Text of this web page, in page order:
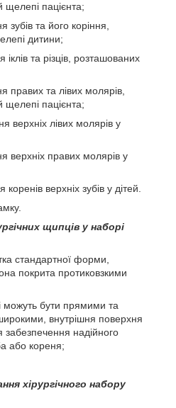
щелепі пацієнта;
та його коріння,
дитини;
та різців, розташованих
правих та лівих молярів,
щелепі пацієнта;
верхніх лівих молярів у
верхніх правих молярів у
верхніх зубів у дітей.
щипців у наборі
стандартної форми,
покрита протиковзкими
можуть бути прямими та
внутрішня поверхня
забезпечення надійного
або кореня;
хірургічного набору